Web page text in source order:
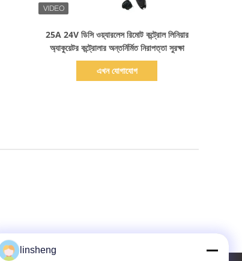
25A 24V ডিসি ওয়্যারলেস রিমোট কন্ট্রোল লিনিয়ার
অ্যাকুয়েটর কন্ট্রোলার অন্তর্নির্মিত নিরাপত্তা সুরক্ষা
এখন যোগাযোগ
linsheng